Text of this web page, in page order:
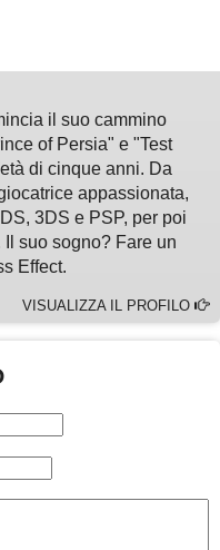
il suo cammino
of Persia" e "Test
di cinque anni. Da
appassionata,
3DS e PSP, per poi
suo sogno? Fare un
Effect.
VISUALIZZA IL PROFILO